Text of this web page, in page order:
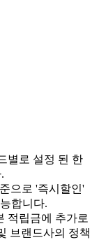
별로 설정 된 한
으로 '즉시할인'
합니다.
적립금에 추가로
브랜드사의 정책